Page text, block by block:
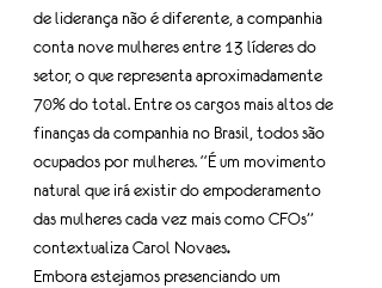
de liderança não é diferente, a companhia
conta nove mulheres entre 13 líderes do
setor, o que representa aproximadamente
70% do total. Entre os cargos mais altos de
finanças da companhia no Brasil, todos são
ocupados por mulheres. “É um movimento
natural que irá existir do empoderamento
das mulheres cada vez mais como CFOs”
contextualiza Carol Novaes.
Embora estejamos presenciando um